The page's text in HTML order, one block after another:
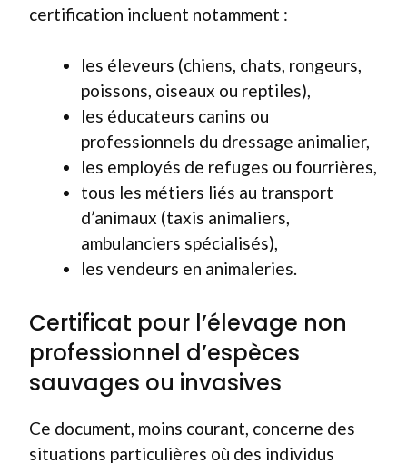
certification incluent notamment :
les éleveurs (chiens, chats, rongeurs,
poissons, oiseaux ou reptiles),
les éducateurs canins ou
professionnels du dressage animalier,
les employés de refuges ou fourrières,
tous les métiers liés au transport
d’animaux (taxis animaliers,
ambulanciers spécialisés),
les vendeurs en animaleries.
Certificat pour l’élevage non
professionnel d’espèces
sauvages ou invasives
Ce document, moins courant, concerne des
situations particulières où des individus